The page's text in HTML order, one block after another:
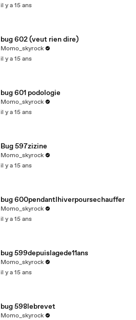
il y a 15 ans
bug 602 (veut rien dire)
Momo_skyrock
il y a 15 ans
bug 601 podologie
Momo_skyrock
il y a 15 ans
Bug 597zizine
Momo_skyrock
il y a 15 ans
bug 600pendantlhiverpoursechauffer
Momo_skyrock
il y a 15 ans
bug 599depuislagede11ans
Momo_skyrock
il y a 15 ans
bug 598lebrevet
Momo_skyrock